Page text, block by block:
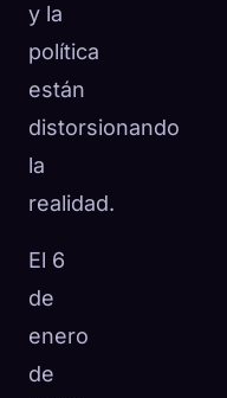
y la
política
están
distorsionando
la
realidad.
El 6
de
enero
de